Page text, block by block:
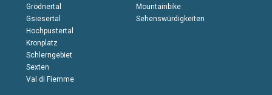
Grödnertal
Gsiesertal
Hochpustertal
Kronplatz
Schlerngebiet
Sexten
Val di Fiemme
Mountainbike
Sehenswürdigkeiten